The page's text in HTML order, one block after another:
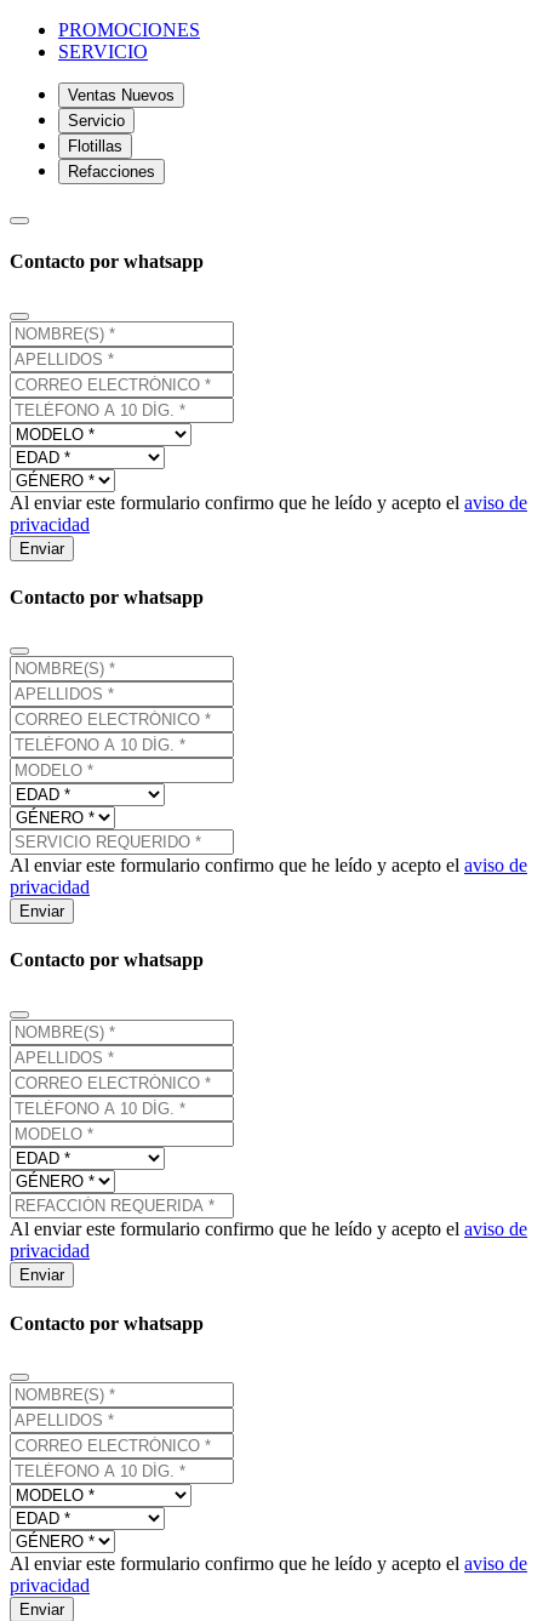
PROMOCIONES
SERVICIO
Ventas Nuevos
Servicio
Flotillas
Refacciones
Contacto por whatsapp
Al enviar este formulario confirmo que he leído y acepto el aviso de
privacidad
Enviar
Contacto por whatsapp
Al enviar este formulario confirmo que he leído y acepto el aviso de
privacidad
Enviar
Contacto por whatsapp
Al enviar este formulario confirmo que he leído y acepto el aviso de
privacidad
Enviar
Contacto por whatsapp
Al enviar este formulario confirmo que he leído y acepto el aviso de
privacidad
Enviar